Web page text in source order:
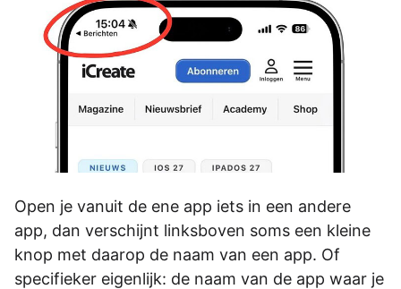
Open je vanuit de ene app iets in een andere
app, dan verschijnt linksboven soms een kleine
knop met daarop de naam van een app. Of
specifieker eigenlijk: de naam van de app waar je